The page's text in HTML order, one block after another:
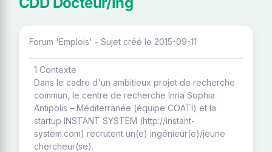
Forum 'Emplois' - Sujet créé le 2015-09-11
1 Contexte
Dans le cadre d'un ambitieux projet de recherche
commun, le centre de recherche Inria Sophia
Antipolis – Méditerranée (équipe COATI) et la
startup INSTANT SYSTEM (http://instant-
system.com) recrutent un(e) ingénieur(e)/jeune
chercheur(se).